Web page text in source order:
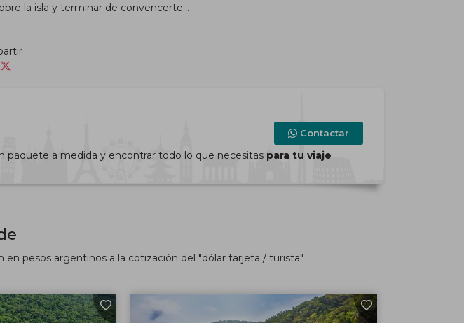
la isla y terminar de convencerte…
paquete a medida y encontrar todo lo que necesitas para tu viaje
Contactar
pesos argentinos a la cotización del "dólar tarjeta / turista"